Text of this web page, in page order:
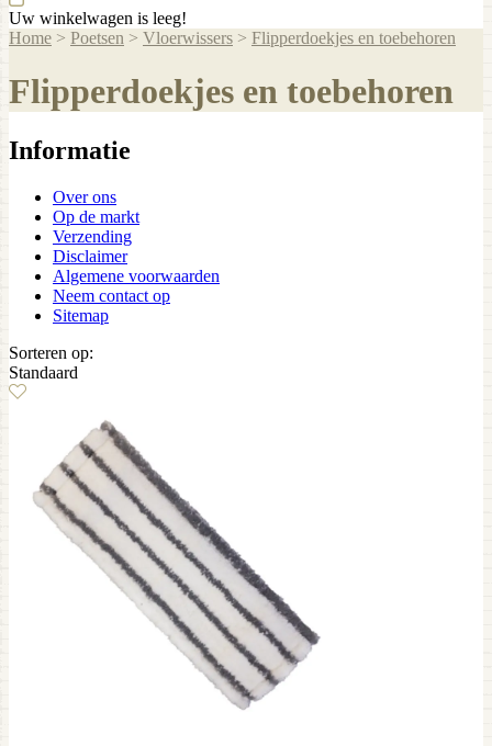
Uw winkelwagen is leeg!
Home > Poetsen > Vloerwissers > Flipperdoekjes en toebehoren
Flipperdoekjes en toebehoren
Informatie
Over ons
Op de markt
Verzending
Disclaimer
Algemene voorwaarden
Neem contact op
Sitemap
Sorteren op:
Standaard